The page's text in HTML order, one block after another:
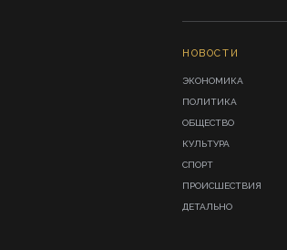
НОВОСТИ
ЭКОНОМИКА
ПОЛИТИКА
ОБЩЕСТВО
КУЛЬТУРА
СПОРТ
ПРОИСШЕСТВИЯ
ДЕТАЛЬНО